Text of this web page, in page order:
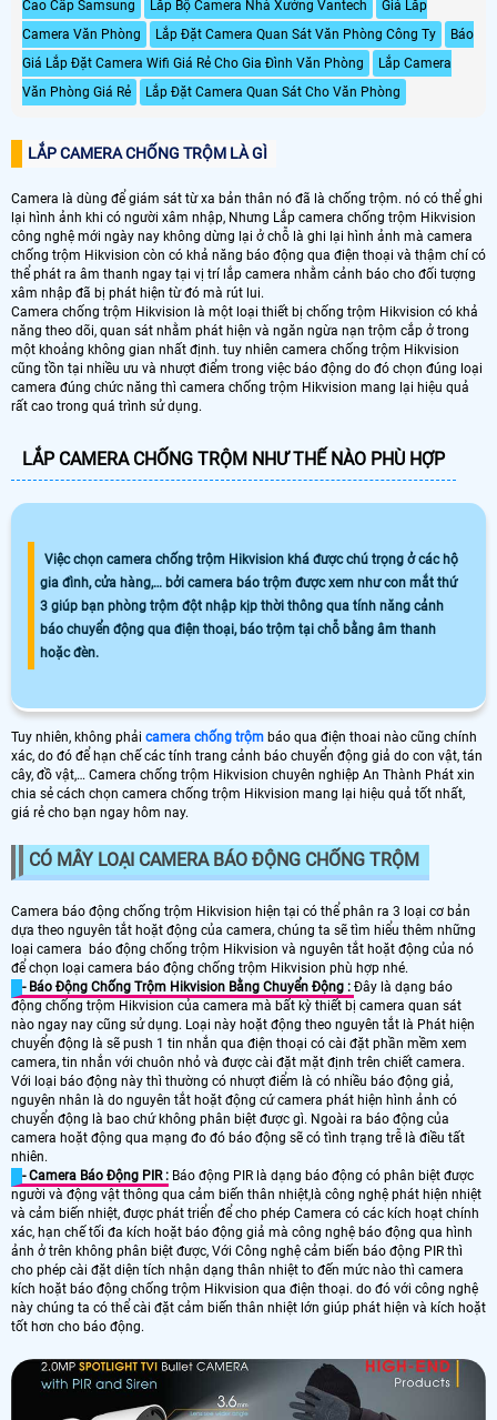
động trong kho hàng một cách dễ
dàng.
Cao Cấp Samsung
Lắp Bộ Camera Nhà Xưởng Vantech
Giá Lắp
Camera Văn Phòng
Lắp Đặt Camera Quan Sát Văn Phòng Công Ty
Báo
Giá Lắp Đặt Camera Wifi Giá Rẻ Cho Gia Đình Văn Phòng
Lắp Camera
Văn Phòng Giá Rẻ
Lắp Đặt Camera Quan Sát Cho Văn Phòng
LẮP CAMERA CHỐNG TRỘM LÀ GÌ
Camera là dùng để giám sát từ xa bản thân nó đã là chống trộm. nó có thể ghi
lại hình ảnh khi có người xâm nhập, Nhưng Lắp camera chống trộm Hikvision
công nghệ mới ngày nay không dừng lại ở chỗ là ghi lại hình ảnh mà camera
chống trộm Hikvision còn có khả năng báo động qua điện thoại và thậm chí có
thể phát ra âm thanh ngay tại vị trí lắp camera nhằm cảnh báo cho đối tượng
xâm nhập đã bị phát hiện từ đó mà rút lui.
Camera chống trộm Hikvision là một loại thiết bị chống trộm Hikvision có khả
năng theo dõi, quan sát nhằm phát hiện và ngăn ngừa nạn trộm cắp ở trong
một khoảng không gian nhất định. tuy nhiên camera chống trộm Hikvision
cũng tồn tại nhiều ưu và nhượt điểm trong việc báo động do đó chọn đúng loại
camera đúng chức năng thì camera chống trộm Hikvision mang lại hiệu quả
rất cao trong quá trình sử dụng.
LẮP CAMERA CHỐNG TRỘM NHƯ THẾ NÀO PHÙ HỢP
Việc chọn camera chống trộm Hikvision khá được chú trọng ở các hộ
gia đình, cửa hàng,… bởi camera báo trộm được xem như con mắt thứ
3 giúp bạn phòng trộm đột nhập kịp thời thông qua tính năng cảnh
báo chuyển động qua điện thoại, báo trộm tại chỗ bằng âm thanh
hoặc đèn.
Tuy nhiên, không phải camera chống trộm báo qua điện thoai nào cũng chính
xác, do đó để hạn chế các tính trang cảnh báo chuyển động giả do con vật, tán
cây, đồ vật,… Camera chống trộm Hikvision chuyên nghiệp An Thành Phát xin
chia sẻ cách chọn camera chống trộm Hikvision mang lại hiệu quả tốt nhất,
giá rẻ cho bạn ngay hôm nay.
CÓ MÂY LOẠI CAMERA BÁO ĐỘNG CHỐNG TRỘM
Camera báo động chống trộm Hikvision hiện tại có thể phân ra 3 loại cơ bản
dựa theo nguyên tắt hoặt động của camera, chúng ta sẽ tìm hiểu thêm những
loại camera báo động chống trộm Hikvision và nguyên tắt hoặt động của nó
để chọn loại camera báo động chống trộm Hikvision phù hợp nhé.
- Báo Động Chống Trộm Hikvision Bằng Chuyển Động : Đây là dạng báo
động chống trộm Hikvision của camera mà bất kỳ thiết bị camera quan sát
nào ngay nay cũng sử dụng. Loại này hoặt động theo nguyên tắt là Phát hiện
chuyển động là sẽ push 1 tin nhắn qua điện thoại có cài đặt phần mềm xem
camera, tin nhắn với chuôn nhỏ và được cài đặt mặt định trên chiết camera.
Với loại báo động này thì thường có nhượt điểm là có nhiều báo động giả,
nguyên nhân là do nguyên tắt hoặt động cứ camera phát hiện hình ảnh có
chuyển động là bao chứ không phân biệt được gì. Ngoài ra báo động của
camera hoặt động qua mạng đo đó báo động sẽ có tình trạng trễ là điều tất
nhiên.
- Camera Báo Động PIR : Báo động PIR là dạng báo động có phân biệt được
người và động vật thông qua cảm biến thân nhiệt,là công nghệ phát hiện nhiệt
và cảm biến nhiệt, được phát triển để cho phép Camera có các kích hoạt chính
xác, hạn chế tối đa kích hoặt báo động giả mà công nghệ báo động qua hình
ảnh ở trên không phân biệt được, Với Công nghệ cảm biến báo động PIR thì
cho phép cài đặt diện tích nhận dạng thân nhiệt to đến mức nào thì camera
kích hoặt báo động chống trộm Hikvision qua điện thoại. do đó với công nghệ
này chúng ta có thể cài đặt cảm biến thân nhiệt lớn giúp phát hiện và kích hoặt
tốt hơn cho báo động.